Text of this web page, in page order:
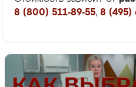
8 (800) 511-89-55, 8 (495)